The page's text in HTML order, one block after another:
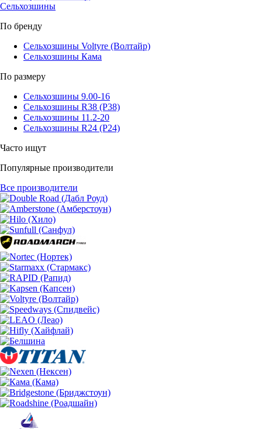
Сельхозшины
По бренду
Сельхозшины Voltyre (Волтайр)
Сельхозшины Кама
По размеру
Сельхозшины 9.00-16
Сельхозшины R38 (Р38)
Сельхозшины 11.2-20
Сельхозшины R24 (Р24)
Часто ищут
Популярные производители
Все производители